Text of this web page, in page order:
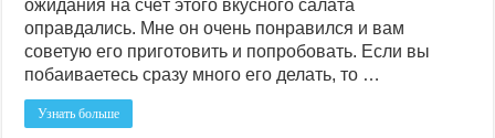
ожидания на счёт этого вкусного салата
оправдались. Мне он очень понравился и вам
советую его приготовить и попробовать. Если вы
побаиваетесь сразу много его делать, то …
Узнать больше